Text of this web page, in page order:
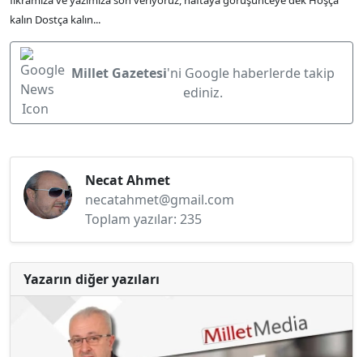
kalın Dostça kalın...
Millet Gazetesi'ni Google haberlerde takip
ediniz.
Necat Ahmet
necatahmet@gmail.com
Toplam yazılar: 235
Yazarın diğer yazıları